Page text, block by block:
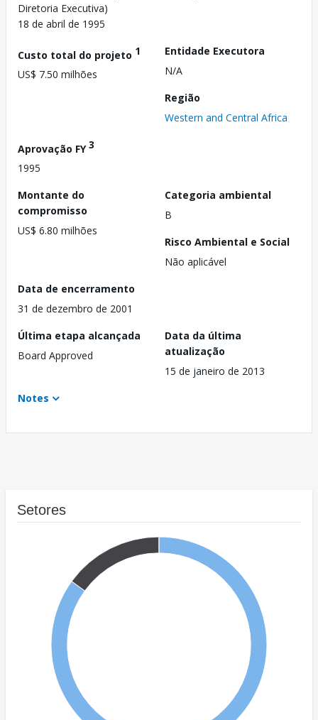
Diretoria Executiva)
18 de abril de 1995
Custo total do projeto 1
US$ 7.50 milhões
Entidade Executora
N/A
Região
Western and Central Africa
Aprovação FY3
1995
Montante do
compromisso
US$ 6.80 milhões
Categoria ambiental
B
Risco Ambiental e Social
Não aplicável
Data de encerramento
31 de dezembro de 2001
Última etapa alcançada
Board Approved
Data da última
atualização
15 de janeiro de 2013
Notes
Setores